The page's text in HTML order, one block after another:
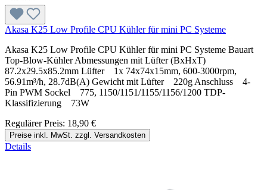
Akasa K25 Low Profile CPU Kühler für mini PC Systeme
Akasa K25 Low Profile CPU Kühler für mini PC Systeme Bauart
Top-Blow-Kühler Abmessungen mit Lüfter (BxHxT)
87.2x29.5x85.2mm Lüfter 1x 74x74x15mm, 600-3000rpm,
56.91m³/​h, 28.7dB(A) Gewicht mit Lüfter 220g Anschluss 4-
Pin PWM Sockel 775, 1150/​1151/​1155/​1156/​1200 TDP-
Klassifizierung 73W
Regulärer Preis: 18,90 €
Preise inkl. MwSt. zzgl. Versandkosten
Details